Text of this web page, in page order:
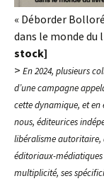
« Déborder
dans le monde du
stock]
> En 2024, plusieurs
d’une campagne
cette dynamique, et
nous, éditeurices
libéralisme autoritaire,
éditoriaux-
multiplicité, ses